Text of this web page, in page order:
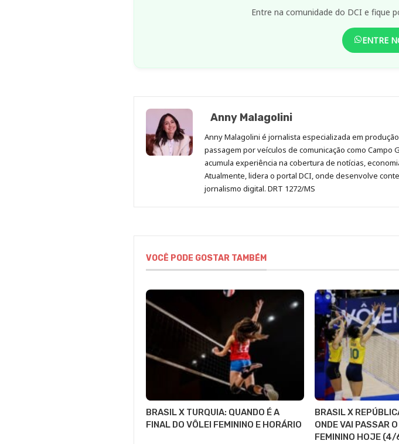
Entre na comunidade do DCI e fique
ENTRE
Anny Malagolini
Anny Malagolini é jornalista especializada em
passagem por veículos de comunicação como Campo
acumula experiência na cobertura de notícias,
Atualmente, lidera o portal DCI, onde desenvolve
jornalismo digital. DRT 1272/MS
VOCÊ PODE GOSTAR TAMBÉM
BRASIL X TURQUIA: QUANDO É A
FINAL DO VÔLEI FEMININO E HORÁRIO
BRASIL X
ONDE VAI PASSAR
FEMININO HOJE